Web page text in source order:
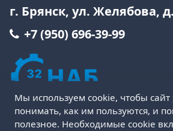
г. Брянск, ул. Желябова,
+7 (950) 696-39-99
Мы используем cookie, чтобы сайт
понимать, как им пользуются, и
полезное. Необходимые cookie